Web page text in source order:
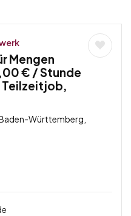
Mengen
€ / Stunde
Württemberg,